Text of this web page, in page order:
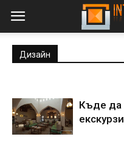
Дизайн
Къде да